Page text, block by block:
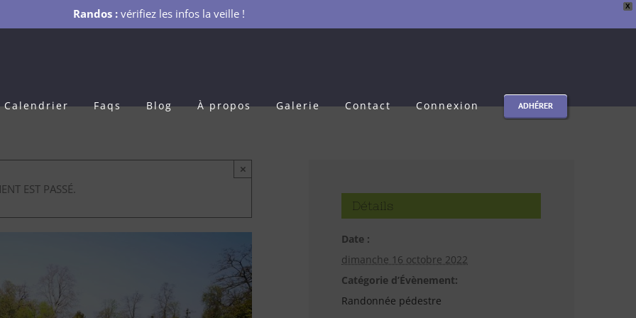
X
Randos : vérifiez les infos la veille !
Calendrier Faqs Blog À propos Galerie Contact Connexion ADHÉRER
EST PASSÉ.
×
Détails
Date :
dimanche 16 octobre 2022
Catégorie d’Évènement:
Randonnée pédestre